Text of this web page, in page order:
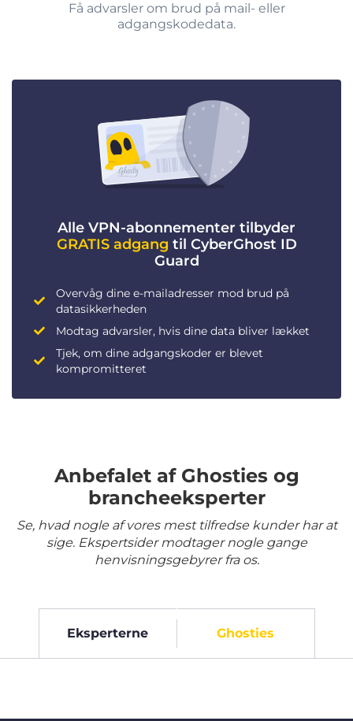
Få advarsler om brud på mail- eller
adgangskodedata.
Alle VPN-abonnementer tilbyder
GRATIS adgang til CyberGhost ID
Guard
Overvåg dine e-mailadresser mod brud på
datasikkerheden
Modtag advarsler, hvis dine data bliver lækket
Tjek, om dine adgangskoder er blevet
kompromitteret
Anbefalet af Ghosties og
brancheeksperter
Se, hvad nogle af vores mest tilfredse kunder har at
sige. Ekspertsider modtager nogle gange
henvisningsgebyrer fra os.
Eksperterne Ghosties